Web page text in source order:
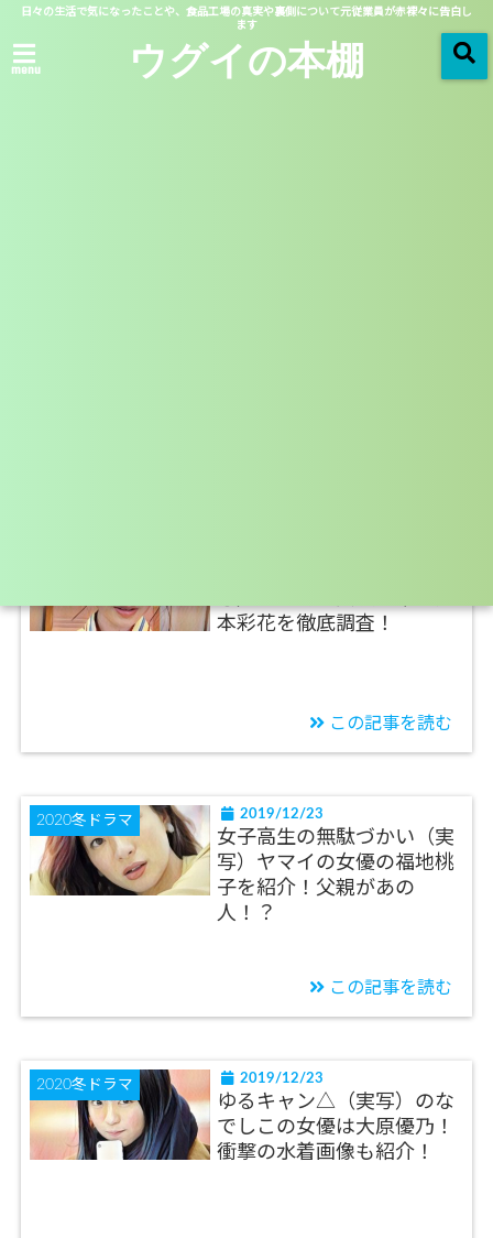
日々の生活で気になったことや、食品工場の真実や裏側について元従業員が赤裸々に告白し
ます
menu ウグイの本棚
本彩花を徹底調査！
この記事を読む
2020冬ドラマ 2019/12/23
女子高生の無駄づかい（実
写）ヤマイの女優の福地桃
子を紹介！父親があの
人！？
この記事を読む
2020冬ドラマ 2019/12/23
ゆるキャン△（実写）のな
でしこの女優は大原優乃！
衝撃の水着画像も紹介！